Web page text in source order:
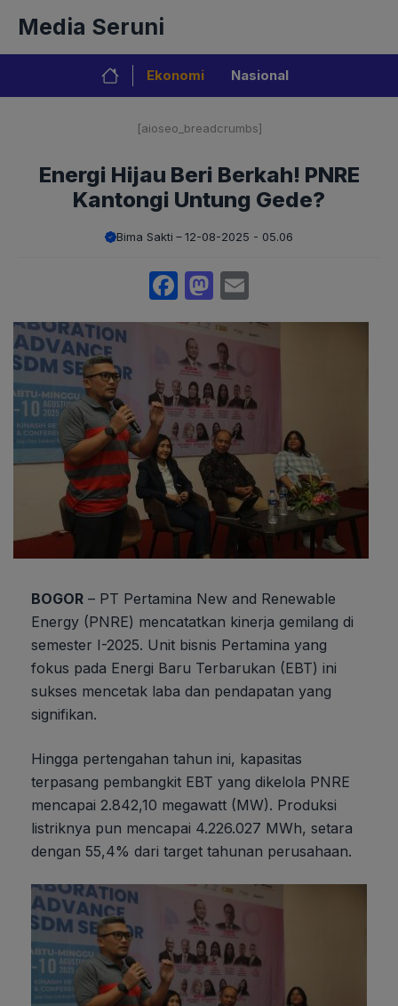
isi
Media Seruni
Ekonomi Nasional
[aioseo_breadcrumbs]
Energi Hijau Beri Berkah! PNRE
Kantongi Untung Gede?
Bima Sakti 12-08-2025 - 05.06
Facebook
Mastodon
BOGOR – PT Pertamina New and Renewable
Energy (PNRE) mencatatkan kinerja gemilang di
semester I-2025. Unit bisnis Pertamina yang
fokus pada Energi Baru Terbarukan (EBT) ini
sukses mencetak laba dan pendapatan yang
signifikan.
Hingga pertengahan tahun ini, kapasitas
terpasang pembangkit EBT yang dikelola PNRE
mencapai 2.842,10 megawatt (MW). Produksi
listriknya pun mencapai 4.226.027 MWh, setara
dengan 55,4% dari target tahunan perusahaan.